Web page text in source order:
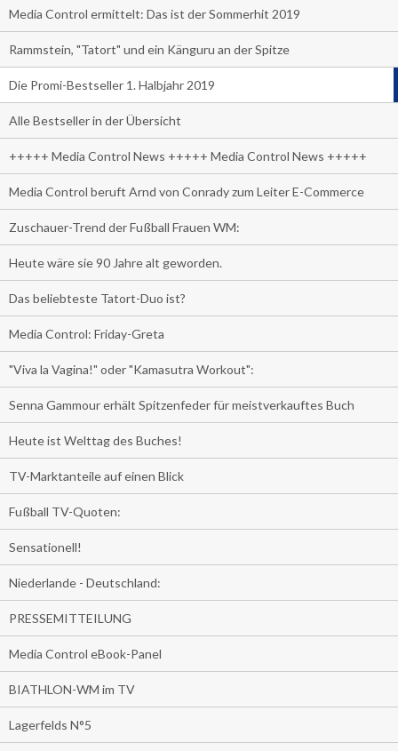
Media Control ermittelt: Das ist der Sommerhit 2019
Rammstein, "Tatort" und ein Känguru an der Spitze
Die Promi-Bestseller 1. Halbjahr 2019
Alle Bestseller in der Übersicht
+++++ Media Control News +++++ Media Control News +++++
Media Control beruft Arnd von Conrady zum Leiter E-Commerce
Zuschauer-Trend der Fußball Frauen WM:
Heute wäre sie 90 Jahre alt geworden.
Das beliebteste Tatort-Duo ist?
Media Control: Friday-Greta
"Viva la Vagina!" oder "Kamasutra Workout":
Senna Gammour erhält Spitzenfeder für meistverkauftes Buch
Heute ist Welttag des Buches!
TV-Marktanteile auf einen Blick
Fußball TV-Quoten:
Sensationell!
Niederlande - Deutschland:
PRESSEMITTEILUNG
Media Control eBook-Panel
BIATHLON-WM im TV
Lagerfelds N°5